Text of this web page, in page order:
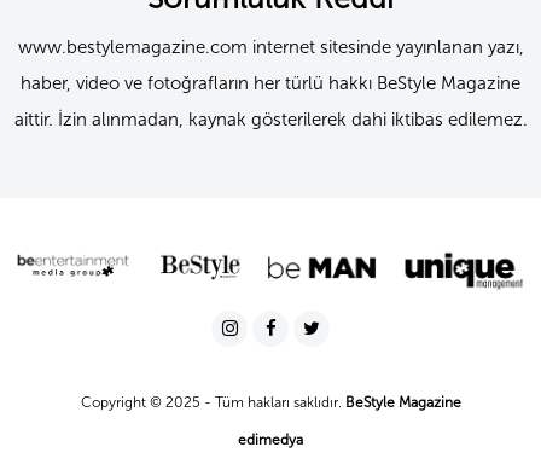
www.bestylemagazine.com internet sitesinde yayınlanan yazı,
haber, video ve fotoğrafların her türlü hakkı BeStyle Magazine
aittir. İzin alınmadan, kaynak gösterilerek dahi iktibas edilemez.
Copyright © 2025 - Tüm hakları saklıdır. BeStyle Magazine
edimedya